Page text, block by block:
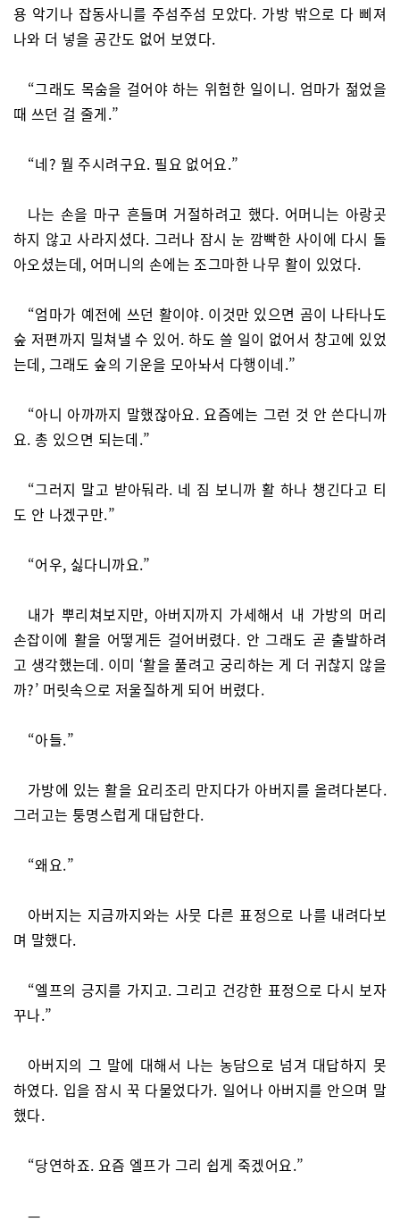
용 악기나 잡동사니를 주섬주섬 모았다. 가방 밖으로 다 삐져
나와 더 넣을 공간도 없어 보였다.
“그래도 목숨을 걸어야 하는 위험한 일이니. 엄마가 젊었을
때 쓰던 걸 줄게.”
“네? 뭘 주시려구요. 필요 없어요.”
나는 손을 마구 흔들며 거절하려고 했다. 어머니는 아랑곳
하지 않고 사라지셨다. 그러나 잠시 눈 깜빡한 사이에 다시 돌
아오셨는데, 어머니의 손에는 조그마한 나무 활이 있었다.
“엄마가 예전에 쓰던 활이야. 이것만 있으면 곰이 나타나도
숲 저편까지 밀쳐낼 수 있어. 하도 쓸 일이 없어서 창고에 있었
는데, 그래도 숲의 기운을 모아놔서 다행이네.”
“아니 아까까지 말했잖아요. 요즘에는 그런 것 안 쓴다니까
요. 총 있으면 되는데.”
“그러지 말고 받아둬라. 네 짐 보니까 활 하나 챙긴다고 티
도 안 나겠구만.”
“어우, 싫다니까요.”
내가 뿌리쳐보지만, 아버지까지 가세해서 내 가방의 머리
손잡이에 활을 어떻게든 걸어버렸다. 안 그래도 곧 출발하려
고 생각했는데. 이미 ‘활을 풀려고 궁리하는 게 더 귀찮지 않을
까?’ 머릿속으로 저울질하게 되어 버렸다.
“아들.”
가방에 있는 활을 요리조리 만지다가 아버지를 올려다본다.
그러고는 퉁명스럽게 대답한다.
“왜요.”
아버지는 지금까지와는 사뭇 다른 표정으로 나를 내려다보
며 말했다.
“엘프의 긍지를 가지고. 그리고 건강한 표정으로 다시 보자
꾸나.”
아버지의 그 말에 대해서 나는 농담으로 넘겨 대답하지 못
하였다. 입을 잠시 꾹 다물었다가. 일어나 아버지를 안으며 말
했다.
“당연하죠. 요즘 엘프가 그리 쉽게 죽겠어요.”
—